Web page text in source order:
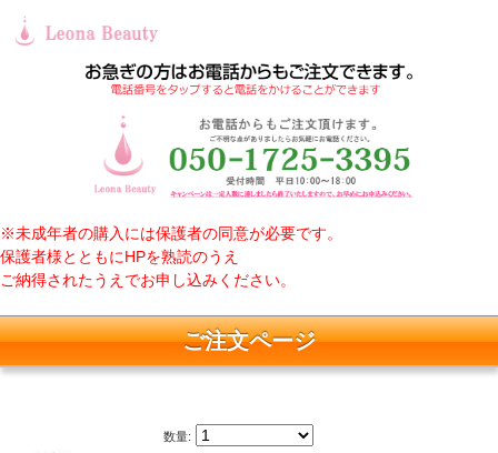
※未成年者の購入には保護者の同意が必要です。
保護者様とともにHPを熟読のうえ
ご納得されたうえでお申し込みください。
ご注文ページ
数量: